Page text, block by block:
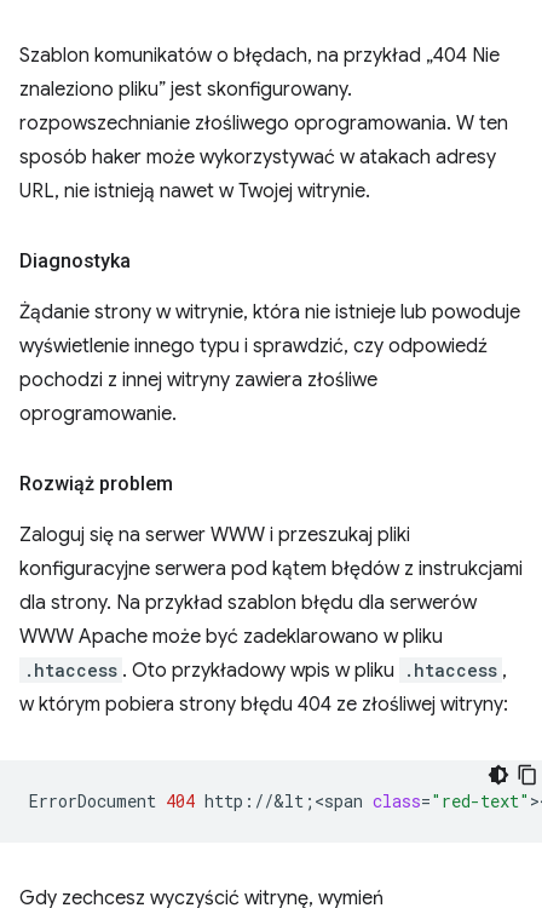
Szablon komunikatów o błędach, na przykład „404 Nie
znaleziono pliku” jest skonfigurowany.
rozpowszechnianie złośliwego oprogramowania. W ten
sposób haker może wykorzystywać w atakach adresy
URL, nie istnieją nawet w Twojej witrynie.
Diagnostyka
Żądanie strony w witrynie, która nie istnieje lub powoduje
wyświetlenie innego typu i sprawdzić, czy odpowiedź
pochodzi z innej witryny zawiera złośliwe
oprogramowanie.
Rozwiąż problem
Zaloguj się na serwer WWW i przeszukaj pliki
konfiguracyjne serwera pod kątem błędów z instrukcjami
dla strony. Na przykład szablon błędu dla serwerów
WWW Apache może być zadeklarowano w pliku
.htaccess . Oto przykładowy wpis w pliku .htaccess ,
w którym pobiera strony błędu 404 ze złośliwej witryny:
ErrorDocument 404 http://&lt ; <span class="red-text"
Gdy zechcesz wyczyścić witrynę, wymień